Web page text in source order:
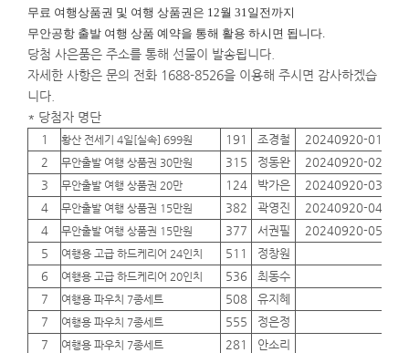
무료 여행상품권 및 여행 상품권은 12월 31일전까지
무안공항 출발 여행 상품 예약을 통해 활용 하시면 됩니다.
당첨 사은품은 주소를 통해 선물이 발송됩니다.
자세한 사항은 문의 전화 1688-8526을 이용해 주시면 감사하겠습
니다.
* 당첨자 명단
1 황산 전세기 4일[실속] 699원 191 조경철 20240920-01
2
무안출발 여행 상품권 30만원 315 정동완 20240920-02
3
무안출발 여행 상품권 20만 124 박가은 20240920-03
4
무안출발 여행 상품권 15만원 382 곽영진 20240920-04
4
무안출발 여행 상품권 15만원 377 서권필 20240920-05
5
여행용 고급 하드케리어 24인치 511 정창원
6
여행용 고급 하드케리어 20인치 536 최동수
7
여행용 파우치 7종세트 508 유지혜
7
여행용 파우치 7종세트 555 정은정
7
여행용 파우치 7종세트 281 안소리